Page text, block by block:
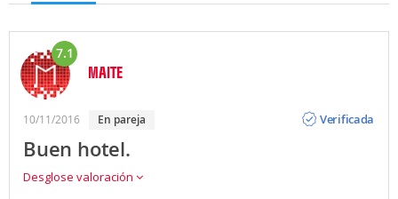
7.1
MAITE
10/11/2016 en pareja
Verificada
Buen hotel.
Desglose valoración